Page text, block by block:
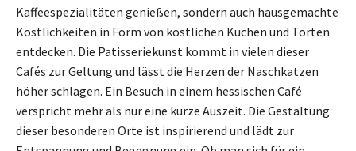
Kaffeespezialitäten genießen, sondern auch hausgemachte
Köstlichkeiten in Form von köstlichen Kuchen und Torten
entdecken. Die Patisseriekunst kommt in vielen dieser
Cafés zur Geltung und lässt die Herzen der Naschkatzen
höher schlagen. Ein Besuch in einem hessischen Café
verspricht mehr als nur eine kurze Auszeit. Die Gestaltung
dieser besonderen Orte ist inspirierend und lädt zur